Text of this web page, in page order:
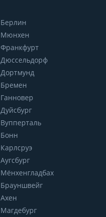
Берлин
Мюнхен
Франкфурт
Дюссельдорф
Дортмунд
Бремен
Ганновер
Дуйсбург
Вупперталь
Бонн
Карлсруэ
Аугсбург
Мёнхенгладбах
Брауншвейг
Ахен
Магдебург